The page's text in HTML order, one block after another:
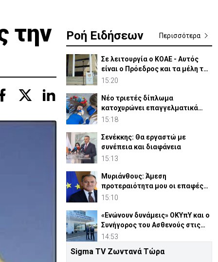
την
Ροή Ειδήσεων Περισσότερα
Σε λειτουργία ο ΚΟΑΕ - Αυτός
είναι ο Πρόεδρος και τα μέλη του
συμβουλίου του
15:20
Νέο τριετές δίπλωμα
κατοχυρώνει επαγγελματικά
τους Διασώστες στην Κύπρο
15:18
Σενέκκης: Θα εργαστώ με
συνέπεια και διαφάνεια
15:13
Μυριάνθους: Άμεση
προτεραιότητα μου οι επαφές
με Υπουργεία και φορείς
15:10
«Ενώνουν δυνάμεις» ΟΚΥπΥ και ο
Συνήγορος του Ασθενούς στις
υπηρεσίες υγείας
14:53
Δημοσκόπηση: Οι Αμερικανοί
Sigma TV Ζωντανά Τώρα